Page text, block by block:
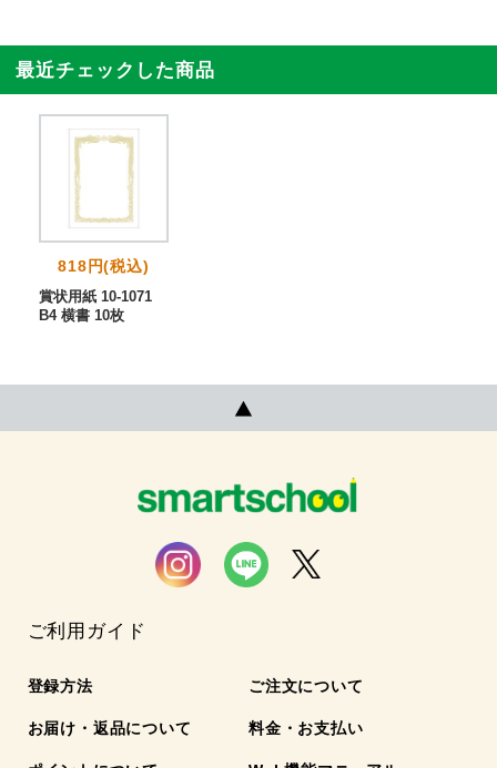
最近チェックした商品
818円(税込)
賞状用紙 10-1071
B4 横書 10枚
ご利用ガイド
登録方法 ご注文について
お届け・返品について 料金・お支払い